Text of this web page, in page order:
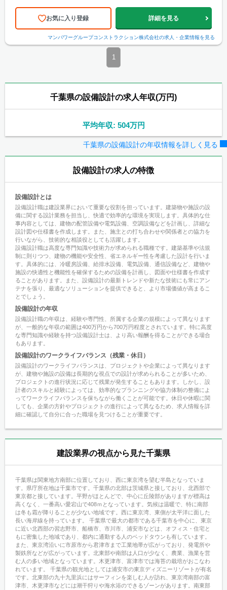
お気に入り登録 詳細を見る
マンパワーグループコンストラクション株式会社の求人・企業情報を見る
1
千葉県の設備設計の求人年収(万円)
平均年収: 504万円
千葉県の設備設計の年収情報を詳しく見る
設備設計の求人の特徴
設備設計とは
設備設計職は建設業界において重要な役割を担っています。建築物や施設の設
備に関する設計業務を担当し、快適で効率的な環境を実現します。具体的な仕
事内容としては、建物の配管設備や電気設備、空調設備などを計画し、詳細な
設計図や仕様書を作成します。また、施主との打ち合わせや関係者との協力を
行いながら、技術的な相談役としても活躍します。
設備設計職は高度な専門知識や技術力が求められる職種です。建築基準や法規
制に則りつつ、建物の機能や安全性、省エネルギー性を考慮した設計を行いま
す。具体的には、冷暖房設備、給排水設備、電気設備、通信設備など、建物や
施設の快適性と機能性を確保するための設備を計画し、図面や仕様書を作成す
ることがあります。また、設備設計の最新トレンドや新たな技術にも常にアン
テナを張り、最適なソリューションを提供できると、より市場価値が高まるこ
とでしょう。
設備設計の年収
設備設計職の年収は、経験や専門性、所属する企業の規模によって異なります
が、一般的な年収の範囲は400万円から700万円程度とされています。特に高度
な専門知識や経験を持つ設備設計士は、より高い報酬を得ることができる場合
もあります。
設備設計のワークライフバランス（残業・休日）
設備設計のワークライフバランスは、プロジェクトや企業によって異なります
が、建物や施設の設備は長期的な視点での設計が求められることが多いため、
プロジェクトの進行状況に応じて残業が発生することもあります。しかし、設
計者のスキルと経験によっては、効率的なプランニングや協力体制の整備によ
ってワークライフバランスを保ちながら働くことが可能です。休日や休暇に関
しても、企業の方針やプロジェクトの進行によって異なるため、求人情報を詳
細に確認して自分に合った職場を見つけることが重要です。
建設業界の視点から見た千葉県
千葉県は関東地方南部に位置しており、西に東京湾を望む半島となっていま
す。県庁所在地は千葉市です。千葉県の北部は茨城県と接しており、北西部で
東京都と接しています。平野がほとんどで、中心に丘陵部がありますが標高は
高くなく、一番高い愛宕山で408ｍとなっています。気候は温暖で、特に南部
は冬も霜が降りることが少ない地域です。西に東京湾、東側が太平洋に面した
長い海岸線を持っています。 千葉県で最大の都市である千葉市を中心に、東京
に近い北西部の習志野市、船橋市、市川市、浦安市などは、オフィス・住宅と
もに密集した地域であり、都内に通勤する人のベッドタウンも有しています。
また、東京湾沿いに市原市から君津市まで工業地帯が広がっており、発電所や
製鉄所などが広がっています。北東部や南部は人口が少なく、農業、漁業を営
む人の多い地域となっています。木更津市、富津市では海苔の栽培がおこなわ
れています。 千葉県の観光地としては浦安市の東京ディズニーリゾートが有名
です。北東部の九十九里浜にはサーフィンを楽しむ人が訪れ、東京湾南部の富
津市、木更津市などには潮干狩りや海水浴のできるゾーンがあります。南東部